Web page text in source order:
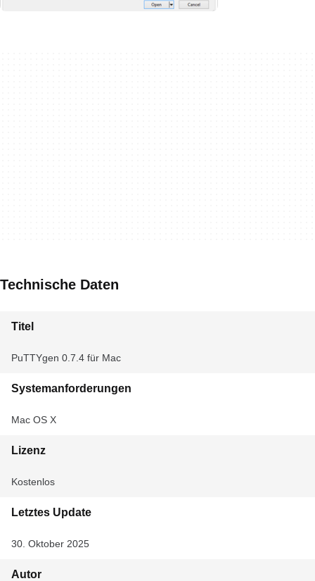
Technische Daten
Titel
PuTTYgen 0.7.4 für Mac
Systemanforderungen
Mac OS X
Lizenz
Kostenlos
Letztes Update
30. Oktober 2025
Autor